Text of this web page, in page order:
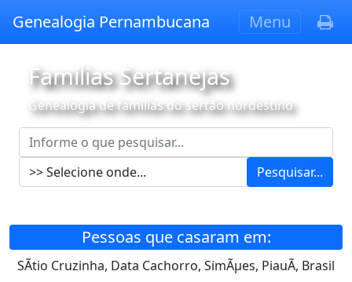
Genealogia Pernambucana Menu
Famílias Sertanejas
Genealogia de famílias do sertão nordestino
Pesquisar...
Pessoas que casaram em:
SÃ­tio Cruzinha, Data Cachorro, SimÃµes, PiauÃ­, Brasil